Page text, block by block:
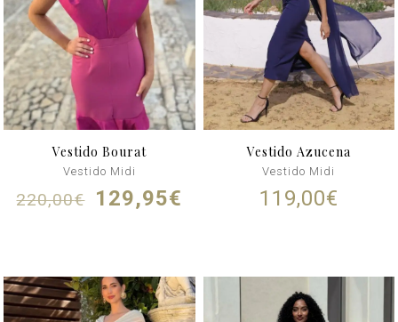
Vestido Bourat
Vestido Midi
220,00€ El
era:
220,00€.
129,95€
es:
129,95€.
Vestido Azucena
Vestido Midi
119,00€